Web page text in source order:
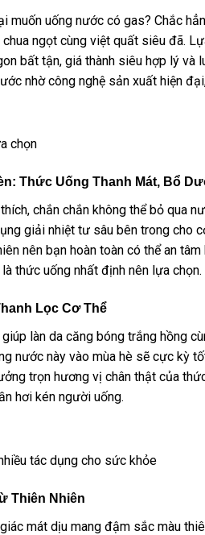
muốn uống nước có gas? Chắc
ngọt cùng việt quất siêu đã.
bất tận, giá thành siêu hợp lý
nhờ công nghệ sản xuất hiện
chọn
Thức Uống Thanh Mát, Bổ
chắn chắn không thể bỏ qua
giải nhiệt tư sâu bên trong cho
nên bạn hoàn toàn có thể an
thức uống nhất định nên lựa chọn.
Lọc Cơ Thể
làn da căng bóng trắng hồng
nước này vào mùa hè sẽ cực kỳ
trọn hương vị chân thật của
hơi kén người uống.
tác dụng cho sức khỏe
Thiên Nhiên
mát dịu mang đậm sắc màu